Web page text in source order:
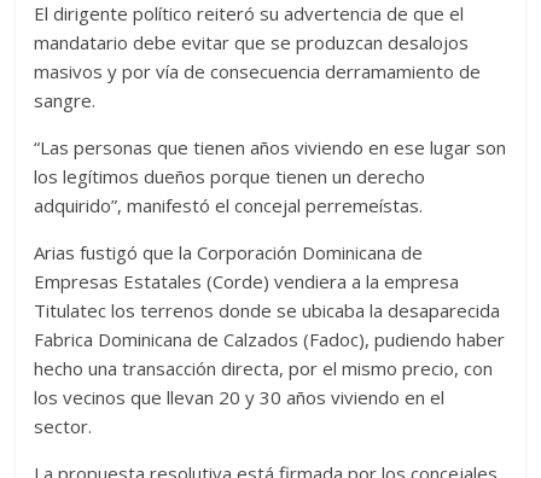
El dirigente político reiteró su advertencia de que el
mandatario debe evitar que se produzcan desalojos
masivos y por vía de consecuencia derramamiento de
sangre.
“Las personas que tienen años viviendo en ese lugar son
los legítimos dueños porque tienen un derecho
adquirido”, manifestó el concejal perremeístas.
Arias fustigó que la Corporación Dominicana de
Empresas Estatales (Corde) vendiera a la empresa
Titulatec los terrenos donde se ubicaba la desaparecida
Fabrica Dominicana de Calzados (Fadoc), pudiendo haber
hecho una transacción directa, por el mismo precio, con
los vecinos que llevan 20 y 30 años viviendo en el
sector.